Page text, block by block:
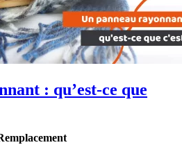
: qu’est-ce que